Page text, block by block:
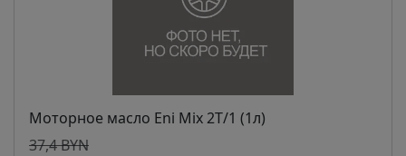
Моторное масло Eni Mix 2T/1 (1л)
37,4 BYN